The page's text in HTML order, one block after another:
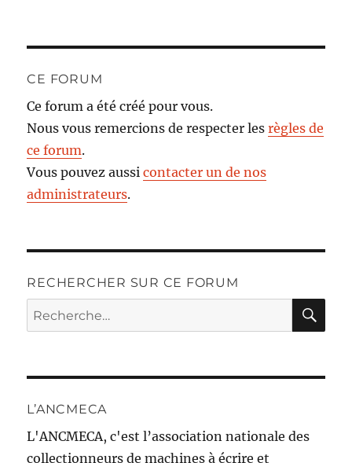
CE FORUM
Ce forum a été créé pour vous.
Nous vous remercions de respecter lesrègles de
ce forum.
Vous pouvez aussicontacter un de nos
administrateurs.
RECHERCHER SUR CE FORUM
Recherche
pour :
L’ANCMECA
L'ANCMECA, c'est l’association nationale des
collectionneurs de machines à écrire et